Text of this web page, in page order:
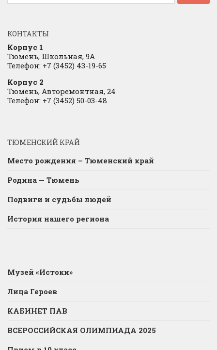
КОНТАКТЫ
Корпус 1
Тюмень, Школьная, 9А
Телефон: +7 (3452) 43-19-65
Корпус 2
Тюмень, Авторемонтная, 24
Телефон: +7 (3452) 50-03-48
ТЮМЕНСКИЙ КРАЙ
Место рождения – Тюменский край
Родина — Тюмень
Подвиги и судьбы людей
История нашего региона
Музей «Истоки»
Лица Героев
КАБИНЕТ ПАВ
ВСЕРОССИЙСКАЯ ОЛИМПИАДА 2025